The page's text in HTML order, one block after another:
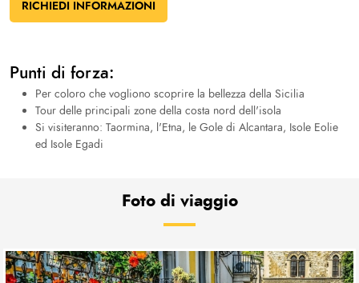
RICHIEDI INFORMAZIONI
Punti di forza:
Per coloro che vogliono scoprire la bellezza della Sicilia
Tour delle principali zone della costa nord dell'isola
Si visiteranno: Taormina, l'Etna, le Gole di Alcantara, Isole Eolie
ed Isole Egadi
Foto di viaggio